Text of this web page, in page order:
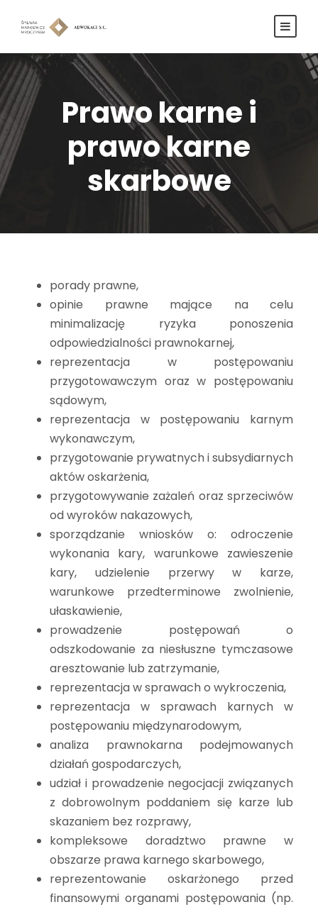
Prawo karne i
prawo karne
skarbowe
porady prawne,
opinie prawne mające na celu
minimalizację ryzyka ponoszenia
odpowiedzialności prawnokarnej,
reprezentacja w postępowaniu
przygotowawczym oraz w postępowaniu
sądowym,
reprezentacja w postępowaniu karnym
wykonawczym,
przygotowanie prywatnych i subsydiarnych
aktów oskarżenia,
przygotowywanie zażaleń oraz sprzeciwów
od wyroków nakazowych,
sporządzanie wniosków o: odroczenie
wykonania kary, warunkowe zawieszenie
kary, udzielenie przerwy w karze,
warunkowe przedterminowe zwolnienie,
ułaskawienie,
prowadzenie postępowań o
odszkodowanie za niesłuszne tymczasowe
aresztowanie lub zatrzymanie,
reprezentacja w sprawach o wykroczenia,
reprezentacja w sprawach karnych w
postępowaniu międzynarodowym,
analiza prawnokarna podejmowanych
działań gospodarczych,
udział i prowadzenie negocjacji związanych
z dobrowolnym poddaniem się karze lub
skazaniem bez rozprawy,
kompleksowe doradztwo prawne w
obszarze prawa karnego skarbowego,
reprezentowanie oskarżonego przed
finansowymi organami postępowania (np.